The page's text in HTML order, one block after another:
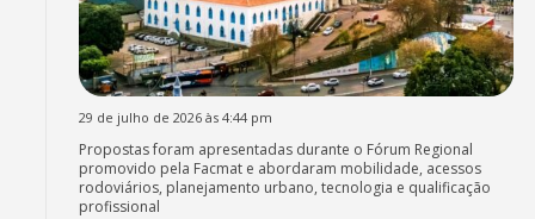
29 de julho de 2026 às 4:44 pm
Propostas foram apresentadas durante o Fórum Regional
promovido pela Facmat e abordaram mobilidade, acessos
rodoviários, planejamento urbano, tecnologia e qualificação
profissional